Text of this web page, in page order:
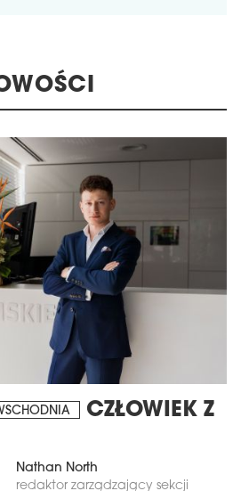
CZŁOWIEK Z
Nathan North
redaktor zarządzający sekcji